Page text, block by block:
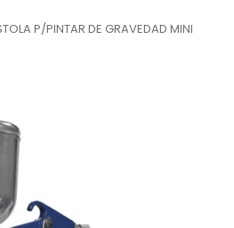
P/PINTAR DE GRAVEDAD MINI